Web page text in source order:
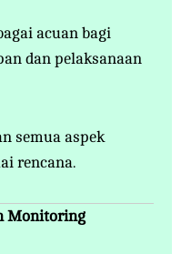
acuan bagi
dan pelaksanaan
semua aspek
rencana.
Monitoring